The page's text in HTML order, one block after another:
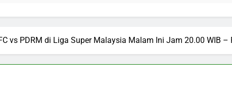
vs PDRM di Liga Super Malaysia Malam Ini Jam 20.00 WIB